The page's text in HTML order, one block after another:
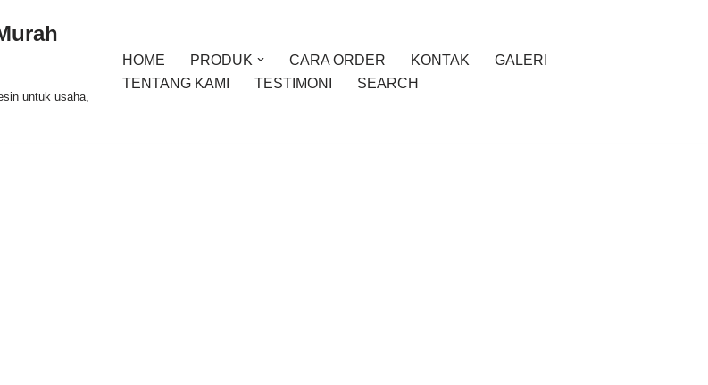
untuk usaha,
HOME PRODUK CARA ORDER KONTAK
GALERI
TENTANG KAMI
TESTIMONI SEARCH